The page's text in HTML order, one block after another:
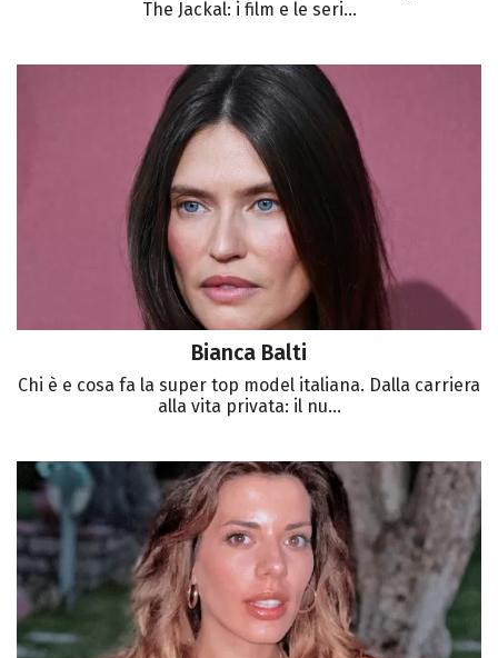
The Jackal: i film e le seri...
Bianca Balti
Chi è e cosa fa la super top model italiana. Dalla carriera
alla vita privata: il nu...